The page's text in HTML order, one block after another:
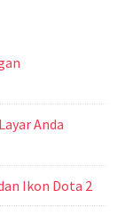
Anda
Ikon Dota 2